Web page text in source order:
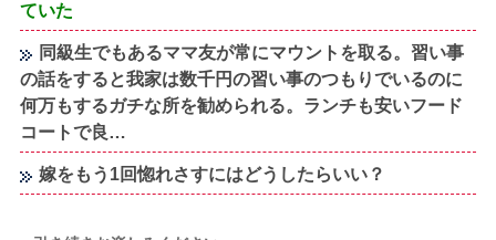
ていた
同級生でもあるママ友が常にマウントを取る。習い事
の話をすると我家は数千円の習い事のつもりでいるのに
何万もするガチな所を勧められる。ランチも安いフード
コートで良…
嫁をもう1回惚れさすにはどうしたらいい？